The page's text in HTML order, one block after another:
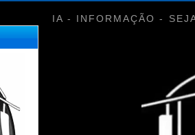
IA - INFORMAÇÃO -